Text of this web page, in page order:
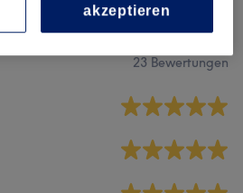
23 Bewertungen
akzeptieren